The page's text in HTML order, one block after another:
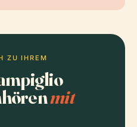
ZU IHREM
mit